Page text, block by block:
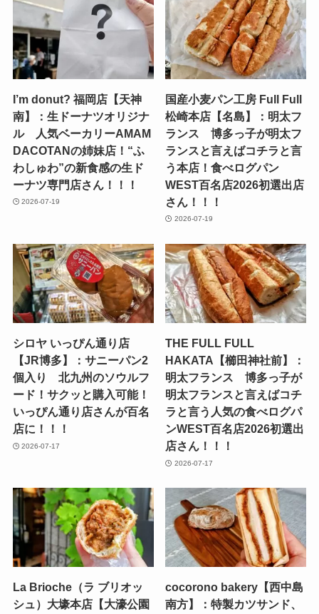
I’m donut? 福岡店【天神
南】：生ドーナツオリジナ
ル 人気ベーカリーAMAM
DACOTANの姉妹店！“ふ
わしゅわ”の新食感の生ド
ーナツ専門店さん！！！
2026-07-19
国産小麦パン工房 Full Full
松崎本店【名島】：明太フ
ランス 博多っ子が明太フ
ランスと言えばコチラと言
う本店！食べログパン
WEST百名店2026初選出店
さん！！！
2026-07-19
シロヤ いっぴん通り店
【JR博多】：サニーパン2
個入り 北九州のソウルフ
ード！サクッと購入可能！
いっぴん通り店さんが百名
店に！！！
2026-07-17
THE FULL FULL
HAKATA【櫛田神社前】：
明太フランス 博多っ子が
明太フランスと言えばコチ
ラと言う人気の食べログパ
ンWEST百名店2026初選出
店さん！！！
2026-07-17
La Brioche（ラ ブリオッ
シュ）大壕本店【大濠公園
cocorono bakery【西中島
南方】：特製カツサンド、